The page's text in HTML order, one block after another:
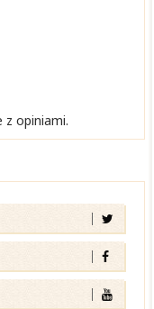
z opiniami.